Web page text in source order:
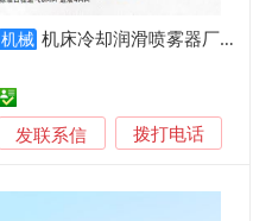
机械 机床冷却润滑喷雾器厂家订购
发联系信 拨打电话